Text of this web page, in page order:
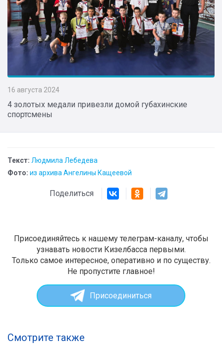
16 августа 2024
4 золотых медали привезли домой губахинские
спортсмены
Текст: Людмила Лебедева
Фото: из архива Ангелины Кащеевой
Поделиться
Присоединяйтесь к нашему телеграм-каналу, чтобы
узнавать новости Кизелбасса первыми.
Только самое интересное, оперативно и по существу.
Не пропустите главное!
Присоединиться
Смотрите также